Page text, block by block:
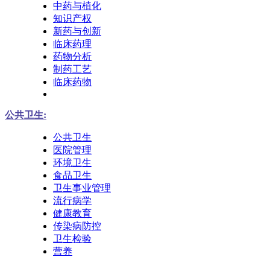
中药与植化
知识产权
新药与创新
临床药理
药物分析
制药工艺
临床药物
公共卫生:
公共卫生
医院管理
环境卫生
食品卫生
卫生事业管理
流行病学
健康教育
传染病防控
卫生检验
营养